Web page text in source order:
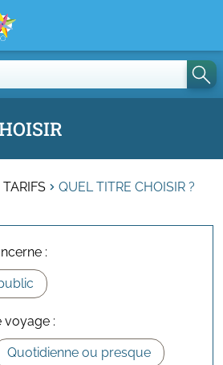
QUEL TITRE CHOISIR ?
:
voyage :